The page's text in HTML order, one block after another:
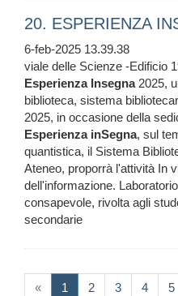
20. ESPERIENZA
6-feb-2025 13.39.38
viale delle Scienze -Edificio
Esperienza Insegna2025,
biblioteca, sistema
2025, in occasione della
Esperienza inSegna, sul
quantistica, il Sistema
Ateneo, proporrà l'attività In
dell'informazione.
consapevole, rivolta agli
secondarie
« 1 (current)
2 3 4 5